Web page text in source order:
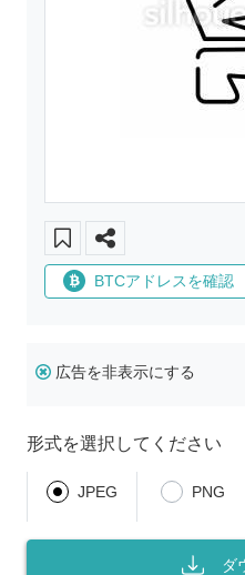
BTCアドレスを確認
広告を非表示にする
形式を選択してください
JPEG PNG
ダ